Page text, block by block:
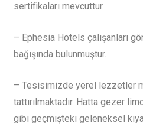
sertifikaları mevcuttur.
– Ephesia Hotels çalışanları
bağışında bulunmuştur.
– Tesisimizde yerel lezzetler
tattırılmaktadır. Hatta gezer
gibi geçmişteki geleneksel